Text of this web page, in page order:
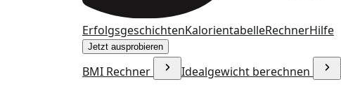
ErfolgsgeschichtenKalorientabelleRechnerHilfe
Jetzt ausprobieren
BMI Rechner Idealgewicht berechnen